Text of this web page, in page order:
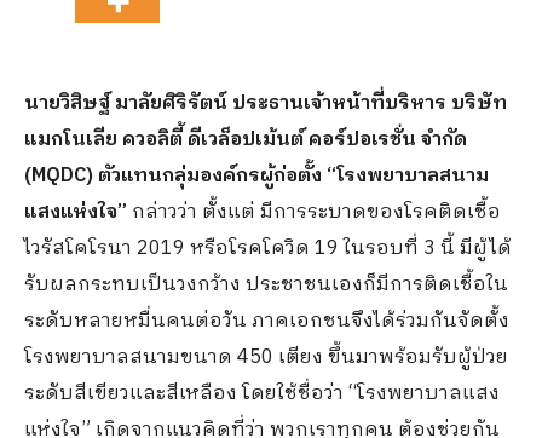
นายวิสิษฐ์ มาลัยศิริรัตน์ ประธานเจ้าหน้าที่บริหาร บริษัท
แมกโนเลีย ควอลิตี้ ดีเวล็อปเม้นต์ คอร์ปอเรชั่น จำกัด
(MQDC) ตัวแทนกลุ่มองค์กรผู้ก่อตั้ง “โรงพยาบาลสนาม
แสงแห่งใจ” กล่าวว่า ตั้งแต่ มีการระบาดของโรคติดเชื้อ
ไวรัสโคโรนา 2019 หรือโรคโควิด 19 ในรอบที่ 3 นี้ มีผู้ได้
รับผลกระทบเป็นวงกว้าง ประชาชนเองก็มีการติดเชื้อใน
ระดับหลายหมื่นคนต่อวัน ภาคเอกชนจึงได้ร่วมกันจัดตั้ง
โรงพยาบาลสนามขนาด 450 เตียง ขึ้นมาพร้อมรับผู้ป่วย
ระดับสีเขียวและสีเหลือง โดยใช้ชื่อว่า “โรงพยาบาลแสง
แห่งใจ” เกิดจากแนวคิดที่ว่า พวกเราทุกคน ต้องช่วยกัน